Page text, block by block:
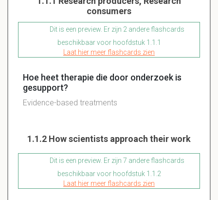
consumers
Dit is een preview. Er zijn 2 andere flashcards
beschikbaar voor hoofdstuk 1.1.1
Laat hier meer flashcards zien
Hoe heet therapie die door onderzoek is
gesupport?
Evidence-based treatments
1.1.2 How scientists approach their work
Dit is een preview. Er zijn 7 andere flashcards
beschikbaar voor hoofdstuk 1.1.2
Laat hier meer flashcards zien